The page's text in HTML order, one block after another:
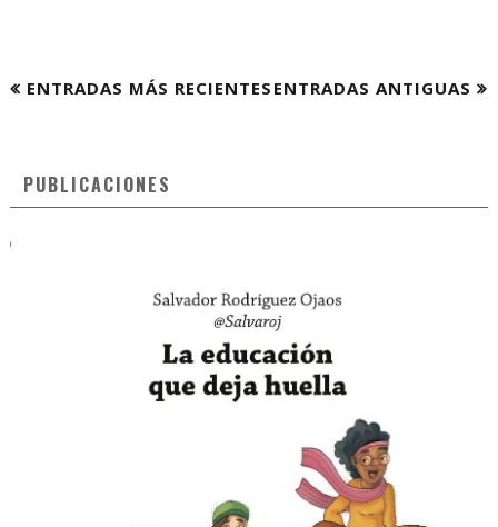
ENTRADAS MÁS RECIENTES ENTRADAS ANTIGUAS
PUBLICACIONES